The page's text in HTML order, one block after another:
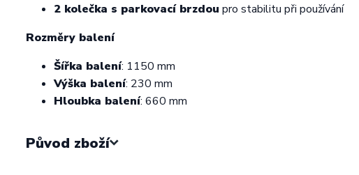
2 kolečka s parkovací brzdou pro stabilitu při používání
Rozměry balení
Šířka balení: 1150 mm
Výška balení: 230 mm
Hloubka balení: 660 mm
Původ zboží